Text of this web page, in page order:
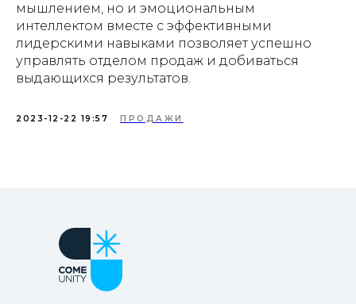
мышлением, но и эмоциональным
интеллектом вместе с эффективными
лидерскими навыками позволяет успешно
управлять отделом продаж и добиваться
выдающихся результатов.
2023-12-22 19:57 ПРОДАЖИ